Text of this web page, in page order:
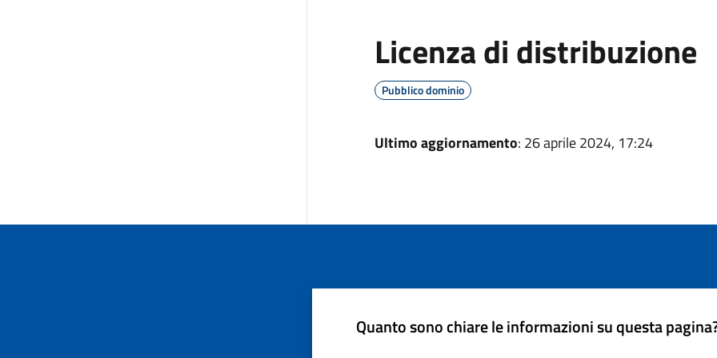
Licenza di distribuzione
Pubblico dominio
Ultimo aggiornamento: 26 aprile 2024, 17:24
Quanto sono chiare le informazioni su questa